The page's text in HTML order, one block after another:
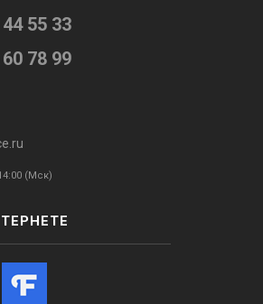
55 33
78 99
(Мск)